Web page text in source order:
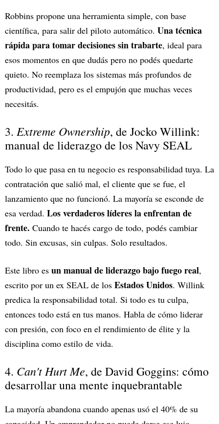
Robbins propone una herramienta simple, con base
científica, para salir del piloto automático. Una técnica
rápida para tomar decisiones sin trabarte, ideal para
esos momentos en que dudás pero no podés quedarte
quieto. No reemplaza los sistemas más profundos de
productividad, pero es el empujón que muchas veces
necesitás.
3. Extreme Ownership, de Jocko Willink:
manual de liderazgo de los Navy SEAL
Todo lo que pasa en tu negocio es responsabilidad tuya. La
contratación que salió mal, el cliente que se fue, el
lanzamiento que no funcionó. La mayoría se esconde de
esa verdad. Los verdaderos líderes la enfrentan de
frente. Cuando te hacés cargo de todo, podés cambiar
todo. Sin excusas, sin culpas. Solo resultados.
Este libro es un manual de liderazgo bajo fuego real,
escrito por un ex SEAL de los Estados Unidos. Willink
predica la responsabilidad total. Si todo es tu culpa,
entonces todo está en tus manos. Habla de cómo liderar
con presión, con foco en el rendimiento de élite y la
disciplina como estilo de vida.
4. Can't Hurt Me, de David Goggins: cómo
desarrollar una mente inquebrantable
La mayoría abandona cuando apenas usó el 40% de su